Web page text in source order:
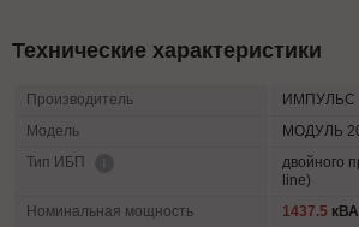
Технические характеристики
Производитель
ИМПУЛЬС
Модель
МОДУЛЬ
Тип ИБП
двойного
line)
Номинальная мощность
1437.5